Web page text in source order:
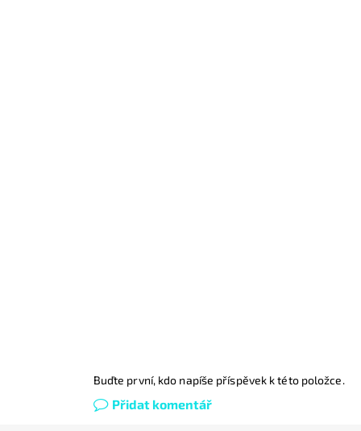
Buďte první, kdo napíše příspěvek k této položce.
Přidat komentář